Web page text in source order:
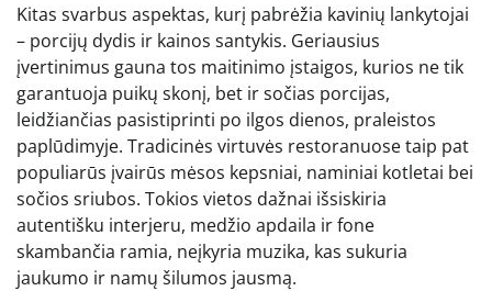
Kitas svarbus aspektas, kurį pabrėžia kavinių lankytojai
– porcijų dydis ir kainos santykis. Geriausius
įvertinimus gauna tos maitinimo įstaigos, kurios ne tik
garantuoja puikų skonį, bet ir sočias porcijas,
leidžiančias pasistiprinti po ilgos dienos, praleistos
paplūdimyje. Tradicinės virtuvės restoranuose taip pat
populiarūs įvairūs mėsos kepsniai, naminiai kotletai bei
sočios sriubos. Tokios vietos dažnai išsiskiria
autentišku interjeru, medžio apdaila ir fone
skambančia ramia, neįkyria muzika, kas sukuria
jaukumo ir namų šilumos jausmą.